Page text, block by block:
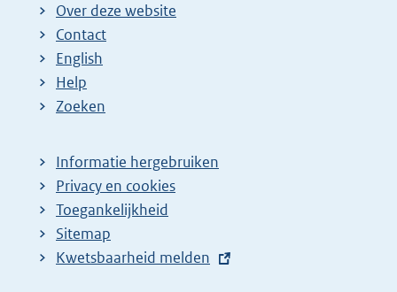
Over deze website
Contact
English
Help
Zoeken
Informatie hergebruiken
Privacy en cookies
Toegankelijkheid
Sitemap
E
Kwetsbaarheid melden